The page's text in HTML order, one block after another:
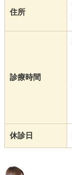
住所
診療時間
休診日